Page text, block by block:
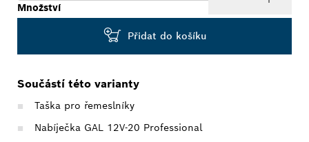
Množství
Přidat do košíku
Součástí této varianty
Taška pro řemeslníky
Nabíječka GAL 12V-20 Professional